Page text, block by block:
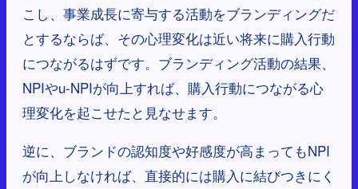
こし、事業成長に寄与する活動をブランディングだ
とするならば、その心理変化は近い将来に購入行動
につながるはずです。ブランディング活動の結果、
NPIやu-NPIが向上すれば、購入行動につながる心
理変化を起こせたと見なせます。
逆に、ブランドの認知度や好感度が高まってもNPI
が向上しなければ、直接的には購入に結びつきにく